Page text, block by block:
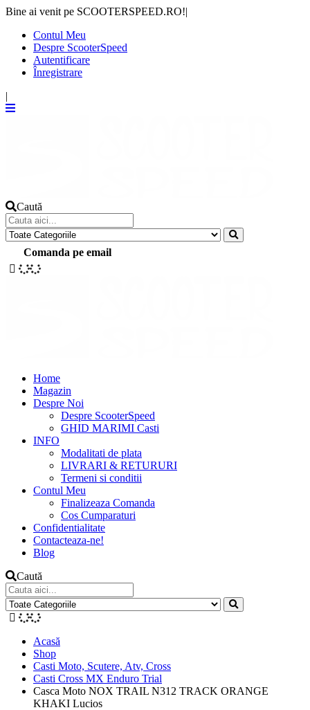
Bine ai venit pe SCOOTERSPEED.RO!|
Contul Meu
Despre ScooterSpeed
Autentificare
Înregistrare
|
Caută
Comanda pe email
Home
Magazin
Despre Noi
Despre ScooterSpeed
GHID MARIMI Casti
INFO
Modalitati de plata
LIVRARI & RETURURI
Termeni si conditii
Contul Meu
Finalizeaza Comanda
Cos Cumparaturi
Confidentialitate
Contacteaza-ne!
Blog
Caută
Acasă
Shop
Casti Moto, Scutere, Atv, Cross
Casti Cross MX Enduro Trial
Casca Moto NOX TRAIL N312 TRACK ORANGE
KHAKI Lucios